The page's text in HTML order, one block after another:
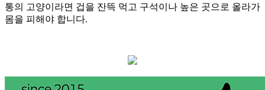
통의 고양이라면 겁을 잔뜩 먹고 구석이나 높은 곳으로 올라가
몸을 피해야 합니다.